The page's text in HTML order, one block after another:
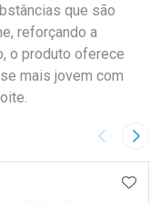
que são
reforçando a
o produto oferece
mais jovem com
Imagem
AOS FAVORITOS